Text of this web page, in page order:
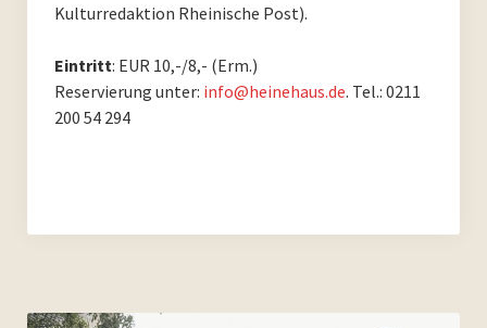
Archiv 2021
Kulturredaktion Rheinische Post).
Eintritt: EUR 10,-/8,- (Erm.)
Reservierung unter: info@heinehaus.de. Tel.: 0211
200 54 294